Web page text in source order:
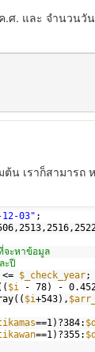
.ศ. และ จำนวนวั
ต้น เราก็สามา
12-03" ;
ะหาข้อมูล
ะปี
<= $_check_year;
$i
- 78) -
$i+543),
==1)?384:
==1)?355: